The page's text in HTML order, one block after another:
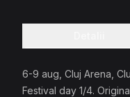
6-9 aug, Cluj Arena,
Festival day 1/4.